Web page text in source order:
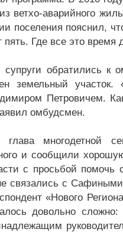
ветхо-аварийного
поселения пояснил,
пять. Где все это
обратились к
земельный участок.
Петровичем.
омбудсмен.
глава многодетной
и сообщили
с просьбой
связались с
«Нового
довольно